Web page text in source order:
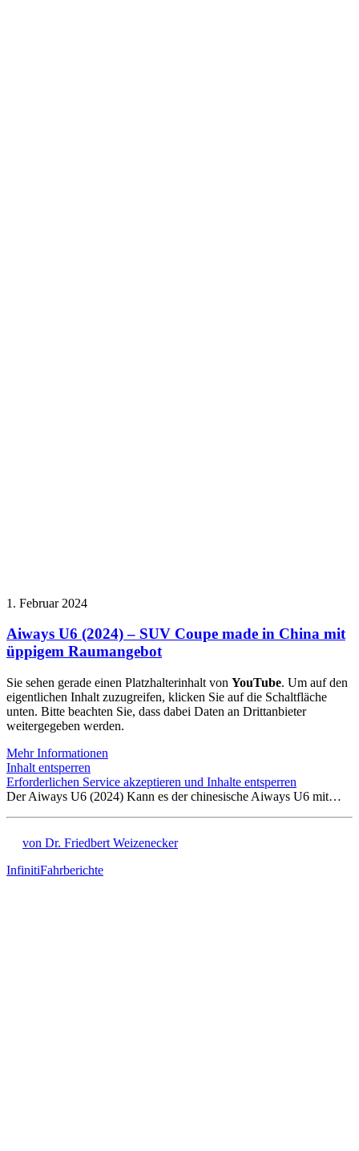
1. Februar 2024
Aiways U6 (2024) – SUV Coupe made in China mit
üppigem Raumangebot
Sie sehen gerade einen Platzhalterinhalt von YouTube. Um auf den
eigentlichen Inhalt zuzugreifen, klicken Sie auf die Schaltfläche
unten. Bitte beachten Sie, dass dabei Daten an Drittanbieter
weitergegeben werden.
Mehr Informationen
Inhalt entsperren
Erforderlichen Service akzeptieren und Inhalte entsperren
Der Aiways U6 (2024) Kann es der chinesische Aiways U6 mit…
von Dr. Friedbert Weizenecker
InfinitiFahrberichte